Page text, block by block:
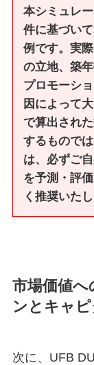
本シミュレ
件に基づい
例です。実
の立地、築
プロモーシ
因によって
で算出され
するもので
は、必ずご
を予測・評
く推奨いたし
市場価値
ンとキャ
次に、UFB